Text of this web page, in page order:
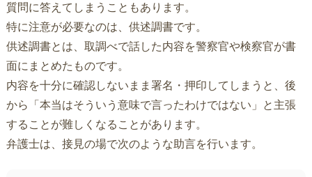
質問に答えてしまうこともあります。
特に注意が必要なのは、供述調書です。
供述調書とは、取調べで話した内容を警察官や検察官が書
面にまとめたものです。
内容を十分に確認しないまま署名・押印してしまうと、後
から「本当はそういう意味で言ったわけではない」と主張
することが難しくなることがあります。
弁護士は、接見の場で次のような助言を行います。